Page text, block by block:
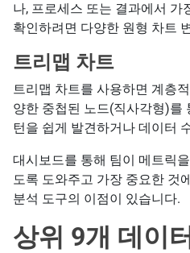
나, 프로세스 또는 결과에서 가
확인하려면 다양한 원형 차트
트리맵 차트
트리맵 차트를 사용하면 계층
양한 중첩된 노드(직사각형)를
턴을 쉽게 발견하거나 데이터
대시보드를 통해 팀이 메트릭
도록 도와주고 가장 중요한 것
분석 도구의 이점이 있습니다.
상위 9개 데이